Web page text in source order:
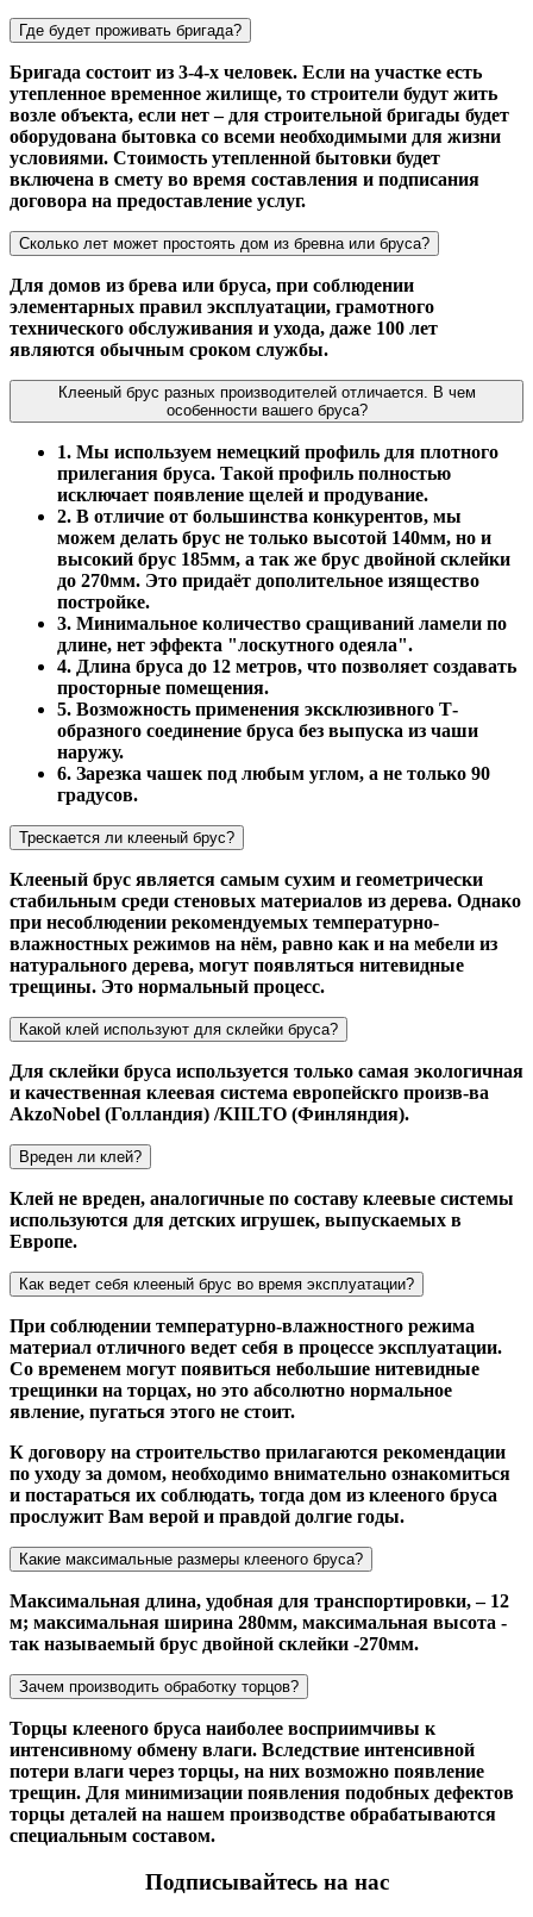
Где будет проживать бригада?
Бригада состоит из 3-4-х человек. Если на участке есть
утепленное временное жилище, то строители будут жить
возле объекта, если нет – для строительной бригады будет
оборудована бытовка со всеми необходимыми для жизни
условиями. Стоимость утепленной бытовки будет
включена в смету во время составления и подписания
договора на предоставление услуг.
Сколько лет может простоять дом из бревна или бруса?
Для домов из брева или бруса, при соблюдении
элементарных правил эксплуатации, грамотного
технического обслуживания и ухода, даже 100 лет
являются обычным сроком службы.
Клееный брус разных производителей отличается. В чем
особенности вашего бруса?
1. Мы используем немецкий профиль для плотного
прилегания бруса. Такой профиль полностью
исключает появление щелей и продувание.
2. В отличие от большинства конкурентов, мы
можем делать брус не только высотой 140мм, но и
высокий брус 185мм, а так же брус двойной склейки
до 270мм. Это придаёт дополительное изящество
постройке.
3. Минимальное количество сращиваний ламели по
длине, нет эффекта "лоскутного одеяла".
4. Длина бруса до 12 метров, что позволяет создавать
просторные помещения.
5. Возможность применения эксклюзивного Т-
образного соединение бруса без выпуска из чаши
наружу.
6. Зарезка чашек под любым углом, а не только 90
градусов.
Трескается ли клееный брус?
Клееный брус является самым сухим и геометрически
стабильным среди стеновых материалов из дерева. Однако
при несоблюдении рекомендуемых температурно-
влажностных режимов на нём, равно как и на мебели из
натурального дерева, могут появляться нитевидные
трещины. Это нормальный процесс.
Какой клей используют для склейки бруса?
Для склейки бруса используется только самая экологичная
и качественная клеевая система европейскго произв-ва
AkzoNobel (Голландия) /KIILTO (Финляндия).
Вреден ли клей?
Клей не вреден, аналогичные по составу клеевые системы
используются для детских игрушек, выпускаемых в
Европе.
Как ведет себя клееный брус во время эксплуатации?
При соблюдении температурно-влажностного режима
материал отличного ведет себя в процессе эксплуатации.
Со временем могут появиться небольшие нитевидные
трещинки на торцах, но это абсолютно нормальное
явление, пугаться этого не стоит.
К договору на строительство прилагаются рекомендации
по уходу за домом, необходимо внимательно ознакомиться
и постараться их соблюдать, тогда дом из клееного бруса
прослужит Вам верой и правдой долгие годы.
Какие максимальные размеры клееного бруса?
Максимальная длина, удобная для транспортировки, – 12
м; максимальная ширина 280мм, максимальная высота -
так называемый брус двойной склейки -270мм.
Зачем производить обработку торцов?
Торцы клееного бруса наиболее восприимчивы к
интенсивному обмену влаги. Вследствие интенсивной
потери влаги через торцы, на них возможно появление
трещин. Для минимизации появления подобных дефектов
торцы деталей на нашем производстве обрабатываются
специальным составом.
Подписывайтесь на нас